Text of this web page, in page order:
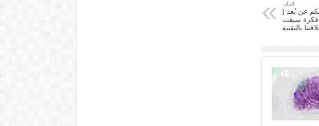
التالي
عن بُعد (
فكرة سبقت
بالتقنية